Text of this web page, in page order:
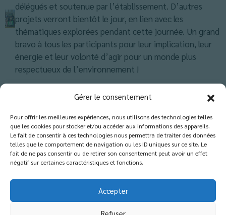
Gérer le consentement
Pour offrir les meilleures expériences, nous utilisons des technologies telles
que les cookies pour stocker et/ou accéder aux informations des appareils.
Le fait de consentir à ces technologies nous permettra de traiter des données
telles que le comportement de navigation ou les ID uniques sur ce site. Le
fait de ne pas consentir ou de retirer son consentement peut avoir un effet
négatif sur certaines caractéristiques et fonctions.
Accepter
Refuser
délégués et soutenue par l’établissement. D’autres
projets verront bientôt le jour, en lien avec les
thématiques explorées pendant cette journée. Un grand
bravo à tous les participants pour leur implication, leur
énergie et leur volonté d’agir pour un monde plus
respectueux de l’environnement !
Les commentaires sont fermés.